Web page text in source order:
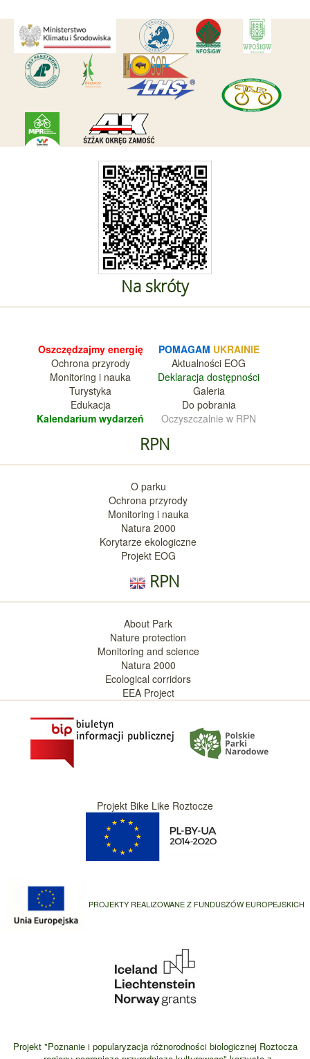
Na skróty
Oszczędzajmy energię
Ochrona przyrody
Monitoring i nauka
Turystyka
Edukacja
Kalendarium wydarzeń
POMAGAM UKRAINIE
Aktualności EOG
Deklaracja dostępności
Galeria
Do pobrania
Oczyszczalnie w RPN
RPN
O parku
Ochrona przyrody
Monitoring i nauka
Natura 2000
Korytarze ekologiczne
Projekt EOG
RPN
About Park
Nature protection
Monitoring and science
Natura 2000
Ecological corridors
EEA Project
Projekt Bike Like Roztocze
PROJEKTY REALIZOWANE Z FUNDUSZÓW EUROPEJSKICH
Projekt "Poznanie i popularyzacja różnorodności biologicznej Roztocza